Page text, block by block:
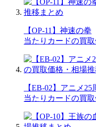
【OP-11】神速の拳
当たりカードの買
【EB-02】アニメ
当たりカードの買